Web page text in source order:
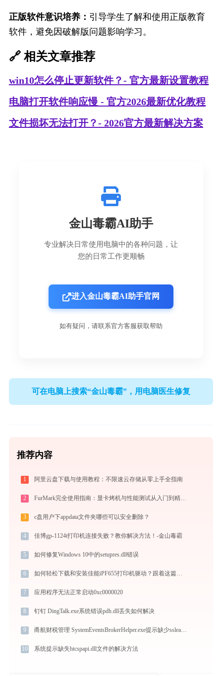
正版软件意识培养： 引导学生了解和使用正版教育
软件，避免因破解版问题影响学习。
🔗 相关文章推荐
win10怎么停止更新软件？- 官方最新设置教程
电脑打开软件响应慢 - 官方2026最新优化教程
文件损坏无法打开？- 2026官方最新解决方案
金山毒霸AI助手
专业解决日常使用电脑中的各种问题，让
您的日常工作更顺畅
进入金山毒霸AI助手官网
如有疑问，请联系官方客服获取帮助
可在电脑上搜索“金山毒霸”，用电脑医生修复
推荐内容
1 阿里云盘下载与使用教程：不限速云存储从零上手全指南
2 FurMark完全使用指南：显卡烤机与性能测试从入门到精通（2026最新）
3 c盘用户下appdata文件夹哪些可以安全删除？
4 佳博gp-1124t打印机连接失败？教你解决方法！-金山毒霸
5 如何修复Windows 10中的setupres.dll错误
6 如何轻松下载和安装佳能iPF655打印机驱动？跟着这篇指南走
7 应用程序无法正常启动0xc0000020
8 钉钉 DingTalk.exe系统错误pdh.dll丢失如何解决
9 甬航财税管理 SystemEventsBrokerHelper.exe提示缺少ssleay32.dll文件的解决办法
10 系统提示缺失htcspapi.dll文件的解决方法